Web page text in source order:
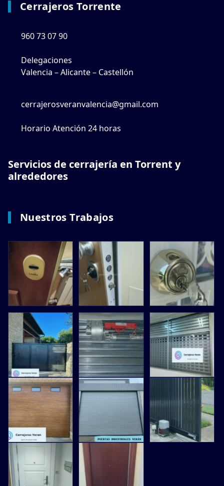
Cerrajeros Torrente
960 73 07 90
Delegaciones
Valencia – Alicante – Castellón
cerrajerosveranvalencia@gmail.com
Horario Atención 24 horas
Servicios de cerrajería en Torrent y
alrededores
Nuestros Trabajos